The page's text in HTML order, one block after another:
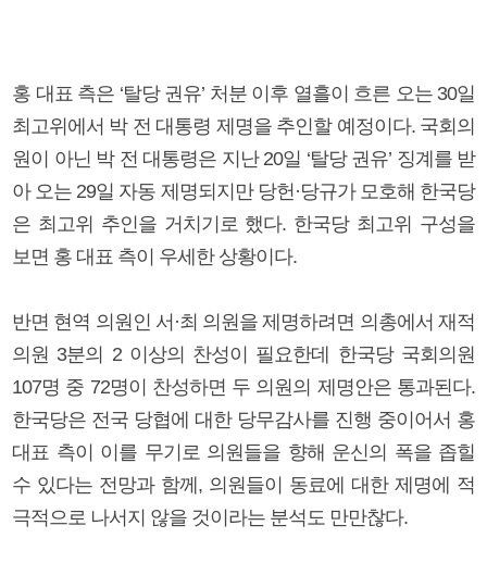
홍 대표 측은 ‘탈당 권유’ 처분 이후 열흘이 흐른 오는 30일
최고위에서 박 전 대통령 제명을 추인할 예정이다. 국회의
원이 아닌 박 전 대통령은 지난 20일 ‘탈당 권유’ 징계를 받
아 오는 29일 자동 제명되지만 당헌·당규가 모호해 한국당
은 최고위 추인을 거치기로 했다. 한국당 최고위 구성을
보면 홍 대표 측이 우세한 상황이다.
반면 현역 의원인 서·최 의원을 제명하려면 의총에서 재적
의원 3분의 2 이상의 찬성이 필요한데 한국당 국회의원
107명 중 72명이 찬성하면 두 의원의 제명안은 통과된다.
한국당은 전국 당협에 대한 당무감사를 진행 중이어서 홍
대표 측이 이를 무기로 의원들을 향해 운신의 폭을 좁힐
수 있다는 전망과 함께, 의원들이 동료에 대한 제명에 적
극적으로 나서지 않을 것이라는 분석도 만만찮다.